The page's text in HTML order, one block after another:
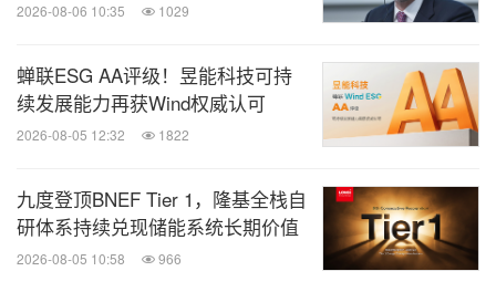
2026-08-06 10:35 1029
蝉联ESG AA评级！昱能科技可持
续发展能力再获Wind权威认可
2026-08-05 12:32 1822
九度登顶BNEF Tier 1，隆基全栈自
研体系持续兑现储能系统长期价值
2026-08-05 10:58 966